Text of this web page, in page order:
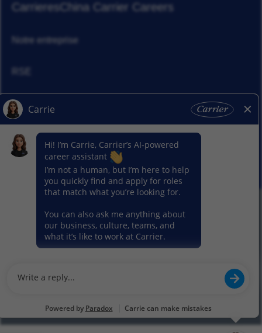
CarrieresChina Carrier Careers
Notre entreprise
Actualités
Nos activitiés
© 2026 Carrier. Tous droits réservés
Notice sur la protection des données
Conditions d'utilisation